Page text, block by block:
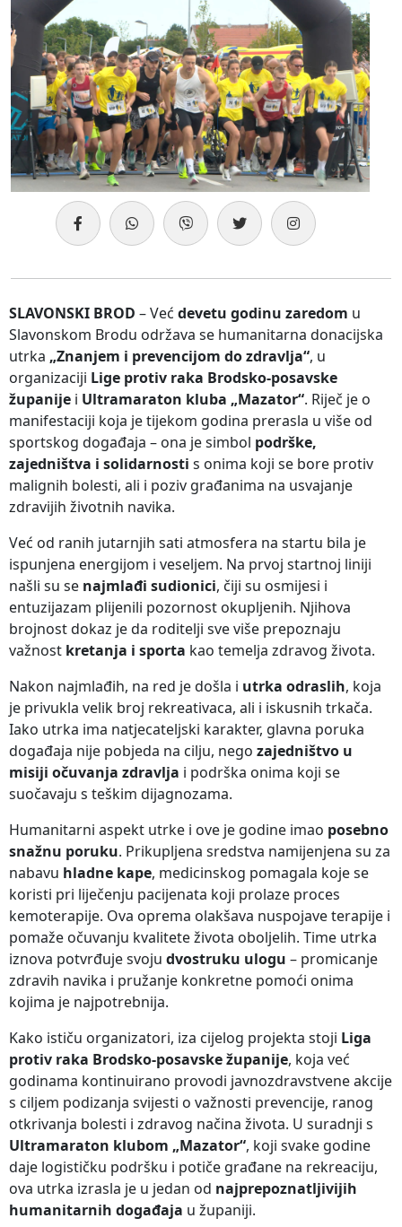
SLAVONSKI BROD – Već devetu godinu zaredom u
Slavonskom Brodu održava se humanitarna donacijska
utrka „Znanjem i prevencijom do zdravlja“, u
organizaciji Lige protiv raka Brodsko-posavske
županije i Ultramaraton kluba „Mazator“. Riječ je o
manifestaciji koja je tijekom godina prerasla u više od
sportskog događaja – ona je simbol podrške,
zajedništva i solidarnosti s onima koji se bore protiv
malignih bolesti, ali i poziv građanima na usvajanje
zdravijih životnih navika.
Već od ranih jutarnjih sati atmosfera na startu bila je
ispunjena energijom i veseljem. Na prvoj startnoj liniji
našli su se najmlađi sudionici, čiji su osmijesi i
entuzijazam plijenili pozornost okupljenih. Njihova
brojnost dokaz je da roditelji sve više prepoznaju
važnost kretanja i sporta kao temelja zdravog života.
Nakon najmlađih, na red je došla i utrka odraslih, koja
je privukla velik broj rekreativaca, ali i iskusnih trkača.
Iako utrka ima natjecateljski karakter, glavna poruka
događaja nije pobjeda na cilju, nego zajedništvo u
misiji očuvanja zdravlja i podrška onima koji se
suočavaju s teškim dijagnozama.
Humanitarni aspekt utrke i ove je godine imao posebno
snažnu poruku. Prikupljena sredstva namijenjena su za
nabavu hladne kape, medicinskog pomagala koje se
koristi pri liječenju pacijenata koji prolaze proces
kemoterapije. Ova oprema olakšava nuspojave terapije i
pomaže očuvanju kvalitete života oboljelih. Time utrka
iznova potvrđuje svoju dvostruku ulogu – promicanje
zdravih navika i pružanje konkretne pomoći onima
kojima je najpotrebnija.
Kako ističu organizatori, iza cijelog projekta stoji Liga
protiv raka Brodsko-posavske županije, koja već
godinama kontinuirano provodi javnozdravstvene akcije
s ciljem podizanja svijesti o važnosti prevencije, ranog
otkrivanja bolesti i zdravog načina života. U suradnji s
Ultramaraton klubom „Mazator“, koji svake godine
daje logističku podršku i potiče građane na rekreaciju,
ova utrka izrasla je u jedan od najprepoznatljivijih
humanitarnih događaja u županiji.